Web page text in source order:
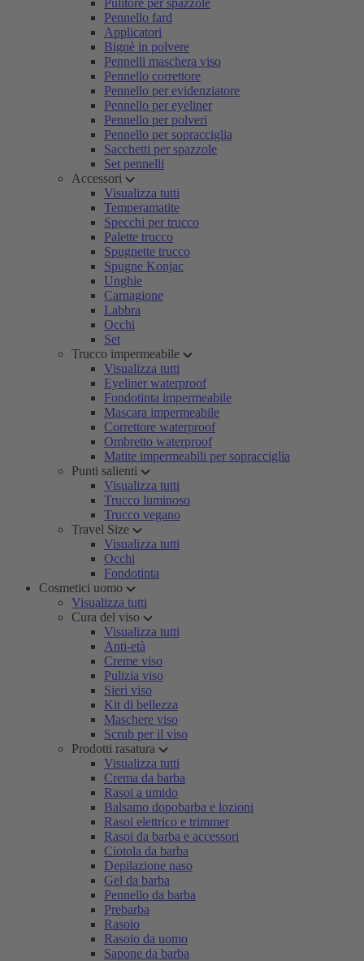
Pulitore per spazzole
Pennello fard
Applicatori
Bignè in polvere
Pennelli maschera viso
Pennello correttore
Pennello per evidenziatore
Pennello per eyeliner
Pennello per polveri
Pennello per sopracciglia
Sacchetti per spazzole
Set pennelli
Accessori
Visualizza tutti
Temperamatite
Specchi per trucco
Palette trucco
Spugnette trucco
Spugne Konjac
Unghie
Carnagione
Labbra
Occhi
Set
Trucco impermeabile
Visualizza tutti
Eyeliner waterproof
Fondotinta impermeabile
Mascara impermeabile
Correttore waterproof
Ombretto waterproof
Matite impermeabili per sopracciglia
Punti salienti
Visualizza tutti
Trucco luminoso
Trucco vegano
Travel Size
Visualizza tutti
Occhi
Fondotinta
Cosmetici uomo
Visualizza tutti
Cura del viso
Visualizza tutti
Anti-età
Creme viso
Pulizia viso
Sieri viso
Kit di bellezza
Maschere viso
Scrub per il viso
Prodotti rasatura
Visualizza tutti
Crema da barba
Rasoi a umido
Balsamo dopobarba e lozioni
Rasoi elettrico e trimmer
Rasoi da barba e accessori
Ciotola da barba
Depilazione naso
Gel da barba
Pennello da barba
Prebarba
Rasoio
Rasoio da uomo
Sapone da barba